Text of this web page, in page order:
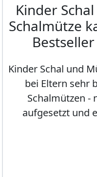
Kinder
Schalmütze
Bestseller
Kinder Schal und
bei Eltern sehr
Schalmützen -
aufgesetzt und